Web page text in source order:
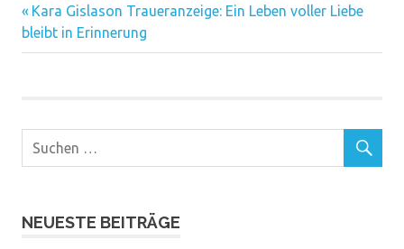
Beitragsnavigation
Vorheriger
Beitrag:
Kara Gislason Traueranzeige: Ein Leben voller Liebe
bleibt in Erinnerung
NEUESTE BEITRÄGE